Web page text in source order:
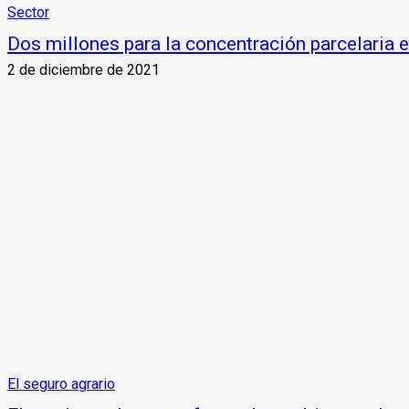
Sector
Dos millones para la concentración parcelaria
2 de diciembre de 2021
El seguro agrario